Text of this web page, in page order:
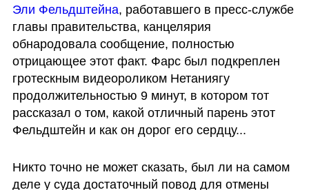
Эли Фельдштейна, работавшего в пресс-службе
главы правительства, канцелярия
обнародовала сообщение, полностью
отрицающее этот факт. Фарс был подкреплен
гротескным видеороликом Нетаниягу
продолжительностью 9 минут, в котором тот
рассказал о том, какой отличный парень этот
Фельдштейн и как он дорог его сердцу...
Никто точно не может сказать, был ли на самом
деле у суда достаточный повод для отмены